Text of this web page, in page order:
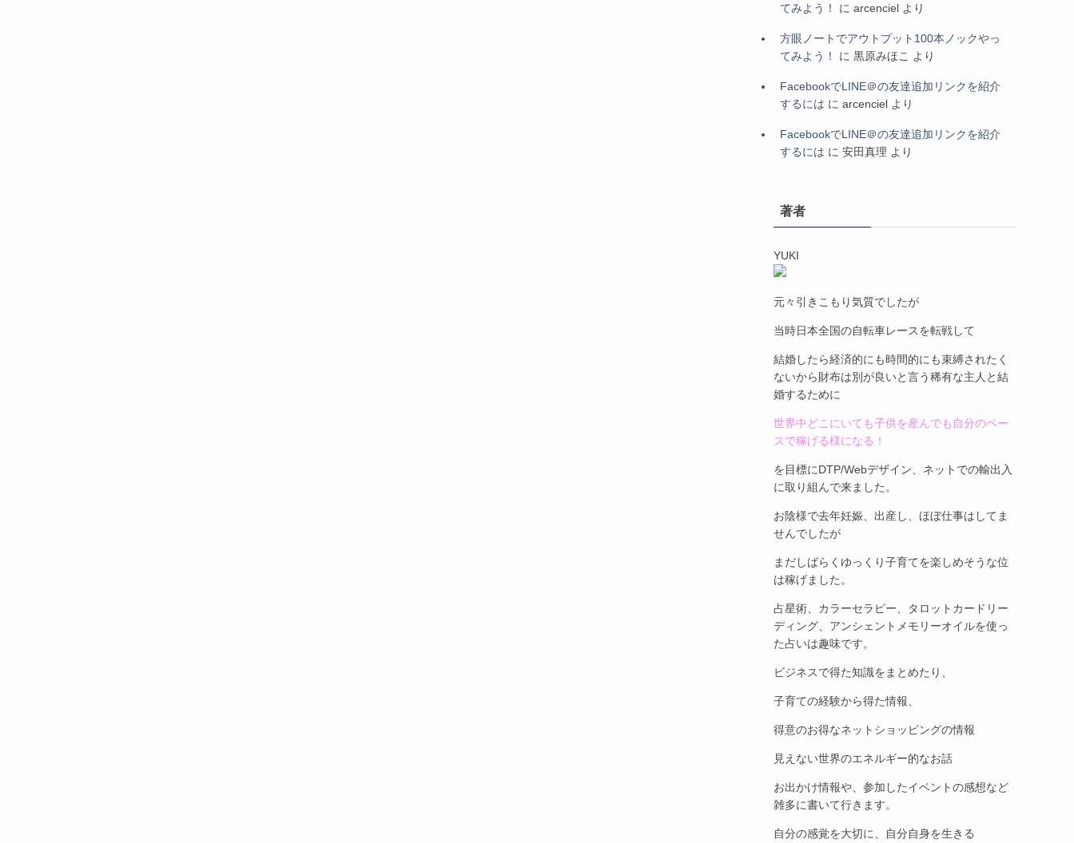
てみよう！
に arcenciel より
方眼ノートでアウトプット100本ノックやっ
てみよう！
に 黒原みほこ より
FacebookでLINE＠の友達追加リンクを紹介
するには に arcenciel より
FacebookでLINE＠の友達追加リンクを紹介
するには に 安田真理 より
著者
YUKI
元々引きこもり気質でしたが
当時日本全国の自転車レースを転戦して
結婚したら経済的にも時間的にも束縛されたく
ないから財布は別が良いと言う稀有な主人と結
婚するために
世界中どこにいても子供を産んでも自分のペー
スで稼げる様になる！
を目標にDTP/Webデザイン、ネットでの輸出入
に取り組んで来ました。
お陰様で去年妊娠、出産し、ほぼ仕事はしてま
せんでしたが
まだしばらくゆっくり子育てを楽しめそうな位
は稼げました。
占星術、カラーセラピー、タロットカードリー
ディング、アンシェントメモリーオイルを使っ
た占いは趣味です。
ビジネスで得た知識をまとめたり、
子育ての経験から得た情報、
得意のお得なネットショッピングの情報
見えない世界のエネルギー的なお話
お出かけ情報や、参加したイベントの感想など
雑多に書いて行きます。
自分の感覚を大切に、自分自身を生きる